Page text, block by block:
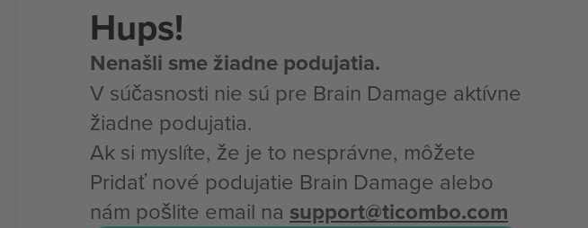
Hups!
Nenašli sme žiadne podujatia.
V súčasnosti nie sú pre Brain Damage aktívne
žiadne podujatia.
Ak si myslíte, že je to nesprávne, môžete
Pridať nové podujatie Brain Damage alebo
nám pošlite email na support@ticombo.com